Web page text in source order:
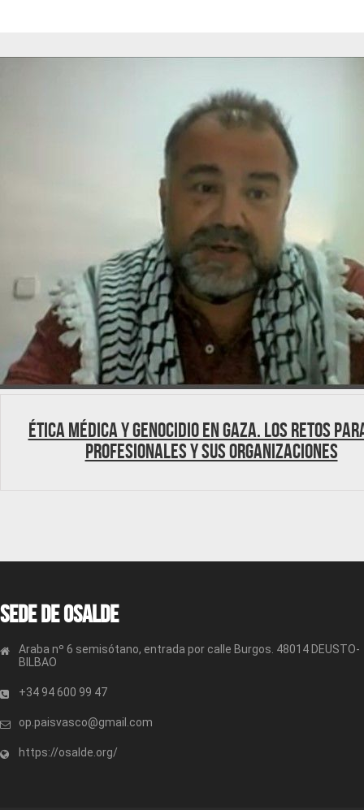
Ética médica y genocidio en Gaza. Los retos
profesionales y sus organizaciones
Sede de OSALDE
Araba nº 6 semisótano, entrada por calle Burgos. 48014 DEUSTO-
BILBAO
+34 94 600 99 47
op.paisvasco@gmail.com
https://osalde.org/